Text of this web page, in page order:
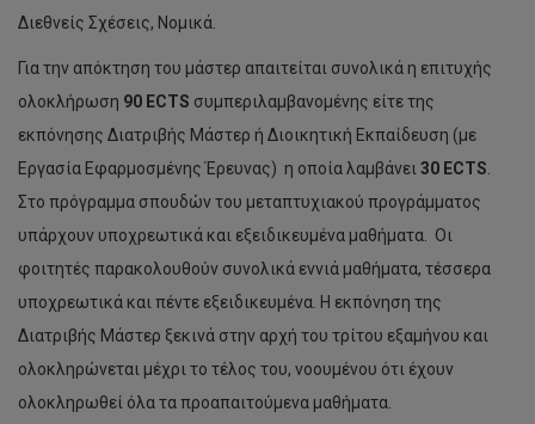
Διεθνείς Σχέσεις, Νομικά.
Για την απόκτηση του μάστερ απαιτείται συνολικά η επιτυχής
ολοκλήρωση 90 ECTS συμπεριλαμβανομένης είτε της
εκπόνησης Διατριβής Μάστερ ή Διοικητική Εκπαίδευση (με
Εργασία Εφαρμοσμένης Έρευνας) η οποία λαμβάνει 30 ECTS
Στο πρόγραμμα σπουδών του μεταπτυχιακού προγράμματος
υπάρχουν υποχρεωτικά και εξειδικευμένα μαθήματα. Οι
φοιτητές παρακολουθούν συνολικά εννιά μαθήματα, τέσσερα
υποχρεωτικά και πέντε εξειδικευμένα. Η εκπόνηση της
Διατριβής Μάστερ ξεκινά στην αρχή του τρίτου εξαμήνου και
ολοκληρώνεται μέχρι το τέλος του, νοουμένου ότι έχουν
ολοκληρωθεί όλα τα προαπαιτούμενα μαθήματα.